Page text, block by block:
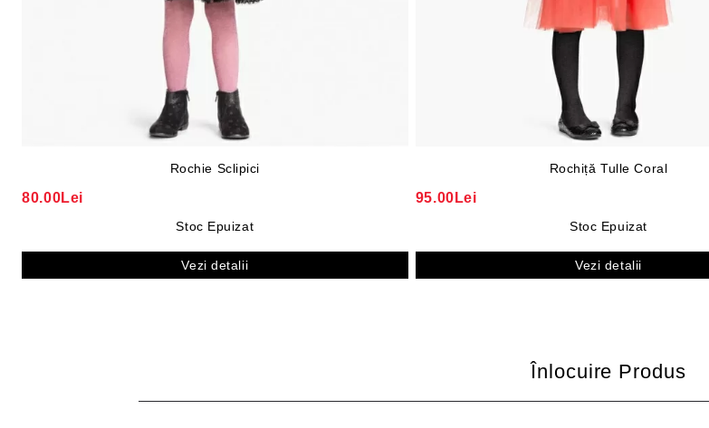
Rochie Sclipici
80.00Lei
Stoc Epuizat
Vezi detalii
Rochiță Tulle Coral
95.00Lei
Stoc Epuizat
Vezi detalii
Înlocuire Produs